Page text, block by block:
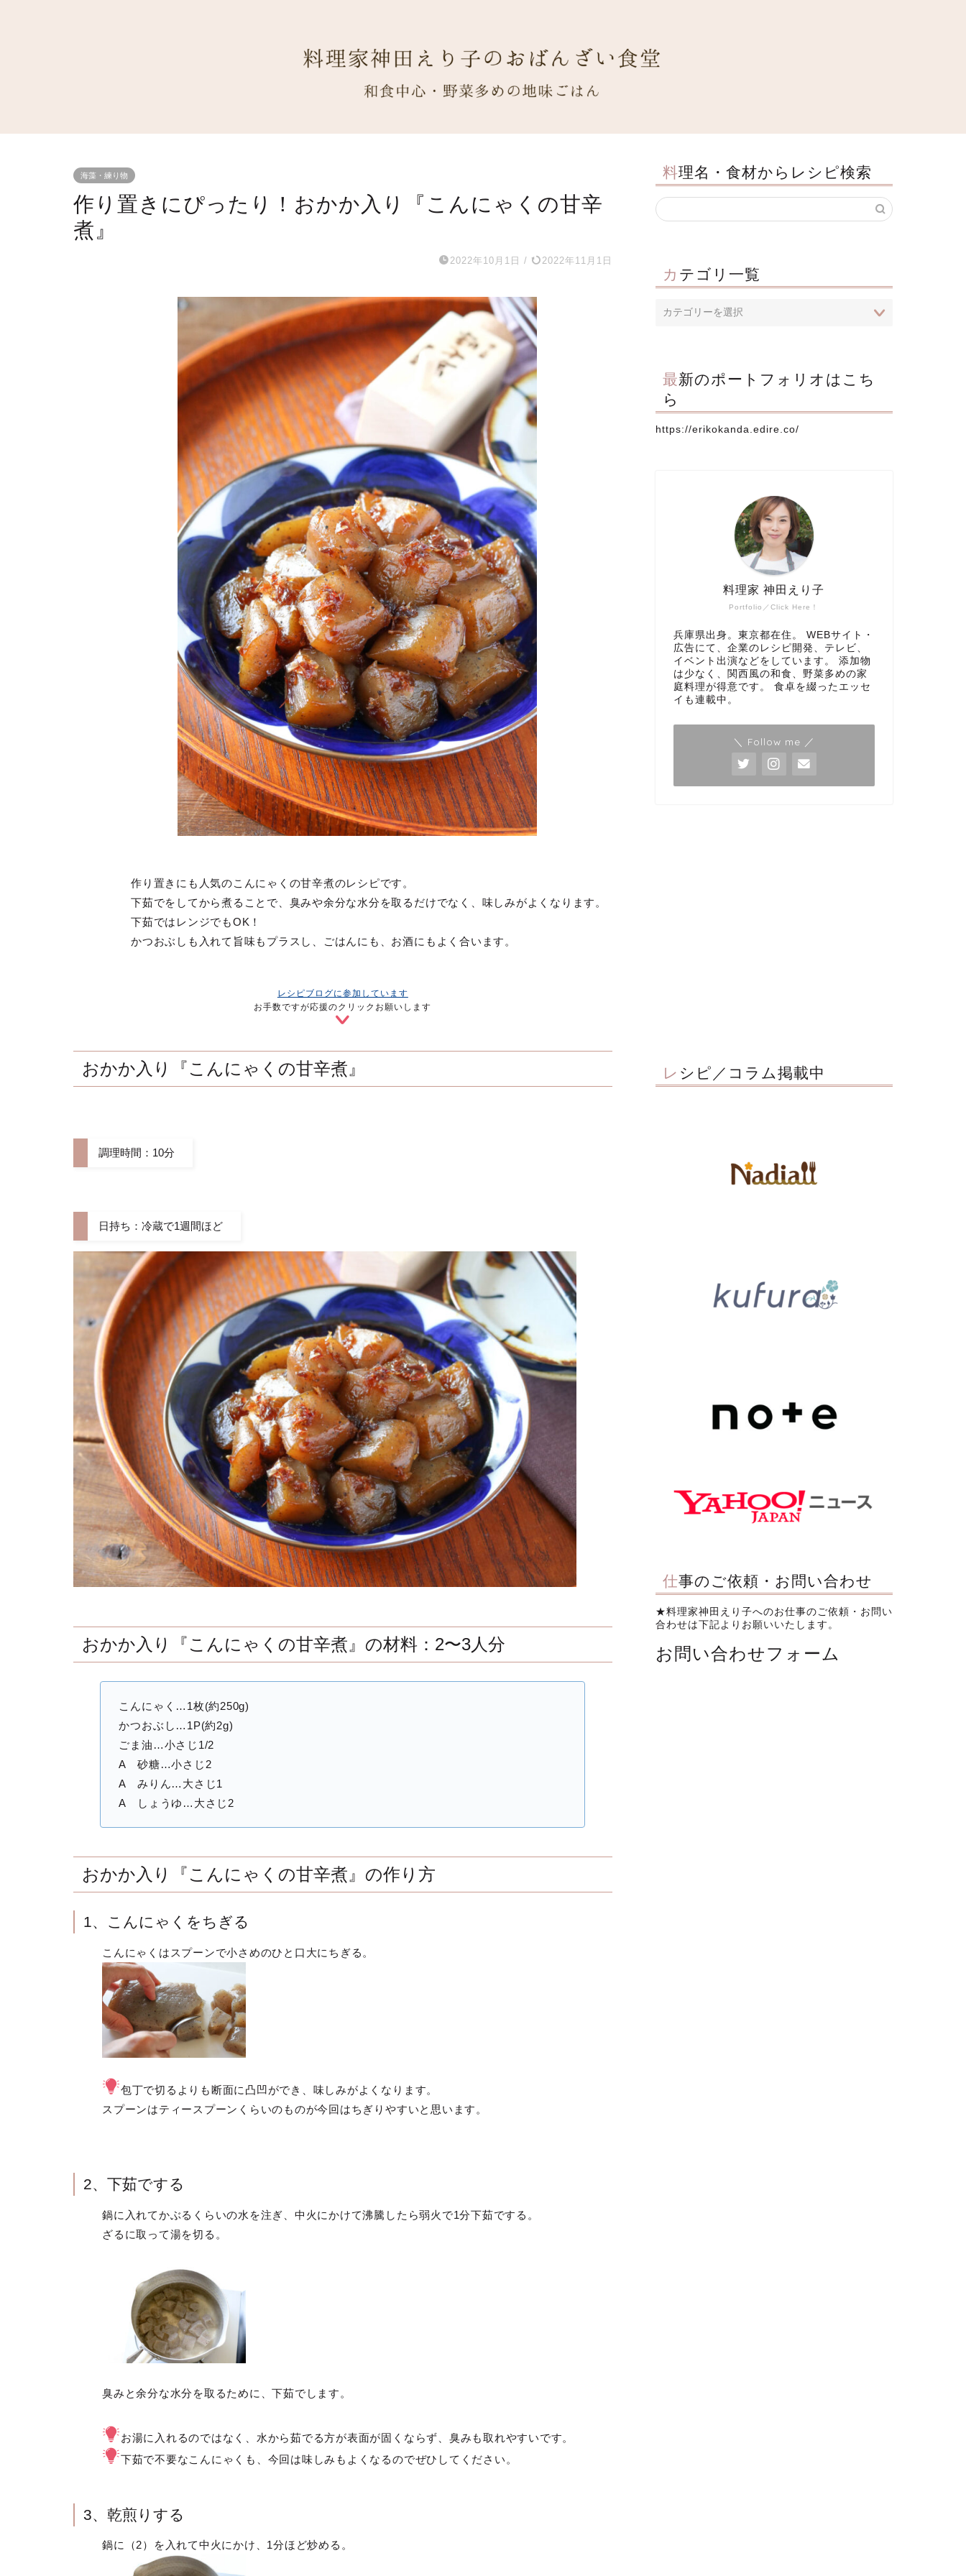
海藻・練り物
作り置きにぴったり！おかか入り『こんにゃくの甘辛
煮』
2022年10月1日 / 2022年11月1日
作り置きにも人気のこんにゃくの甘辛煮のレシピです。
下茹でをしてから煮ることで、臭みや余分な水分を取るだけでなく、味しみがよくなります。
下茹ではレンジでもOK！
かつおぶしも入れて旨味もプラスし、ごはんにも、お酒にもよく合います。
レシピブログに参加しています
お手数ですが応援のクリックお願いします
おかか入り『こんにゃくの甘辛煮』
調理時間：10分
日持ち：冷蔵で1週間ほど
おかか入り『こんにゃくの甘辛煮』の材料：2〜3人分
こんにゃく…1枚(約250g)
かつおぶし…1P(約2g)
ごま油…小さじ1/2
A 砂糖…小さじ2
A みりん…大さじ1
A しょうゆ…大さじ2
おかか入り『こんにゃくの甘辛煮』の作り方
1、こんにゃくをちぎる
こんにゃくはスプーンで小さめのひと口大にちぎる。
包丁で切るよりも断面に凸凹ができ、味しみがよくなります。
スプーンはティースプーンくらいのものが今回はちぎりやすいと思います。
2、下茹でする
鍋に入れてかぶるくらいの水を注ぎ、中火にかけて沸騰したら弱火で1分下茹でする。
ざるに取って湯を切る。
臭みと余分な水分を取るために、下茹でします。
お湯に入れるのではなく、水から茹でる方が表面が固くならず、臭みも取れやすいです。
下茹で不要なこんにゃくも、今回は味しみもよくなるのでぜひしてください。
3、乾煎りする
鍋に（2）を入れて中火にかけ、1分ほど炒める。
料理名・食材からレシピ検索
カテゴリ一覧
最新のポートフォリオはこち
ら
https://erikokanda.edire.co/
Portfolio／Click Here！
料理家 神田えり子
兵庫県出身。東京都在住。 WEBサイト・
広告にて、企業のレシピ開発、テレビ、
イベント出演などをしています。 添加物
は少なく、関西風の和食、野菜多めの家
庭料理が得意です。 食卓を綴ったエッセ
イも連載中。
＼ Follow me ／
レシピ／コラム掲載中
仕事のご依頼・お問い合わせ
★料理家神田えり子へのお仕事のご依頼・お問い
合わせは下記よりお願いいたします。
お問い合わせフォーム